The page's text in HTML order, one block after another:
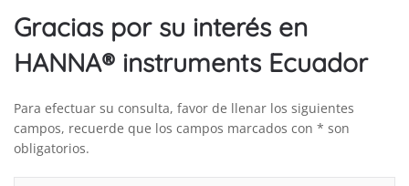
Gracias por su interés en
HANNA® instruments Ecuador
Para efectuar su consulta, favor de llenar los siguientes
campos, recuerde que los campos marcados con * son
obligatorios.